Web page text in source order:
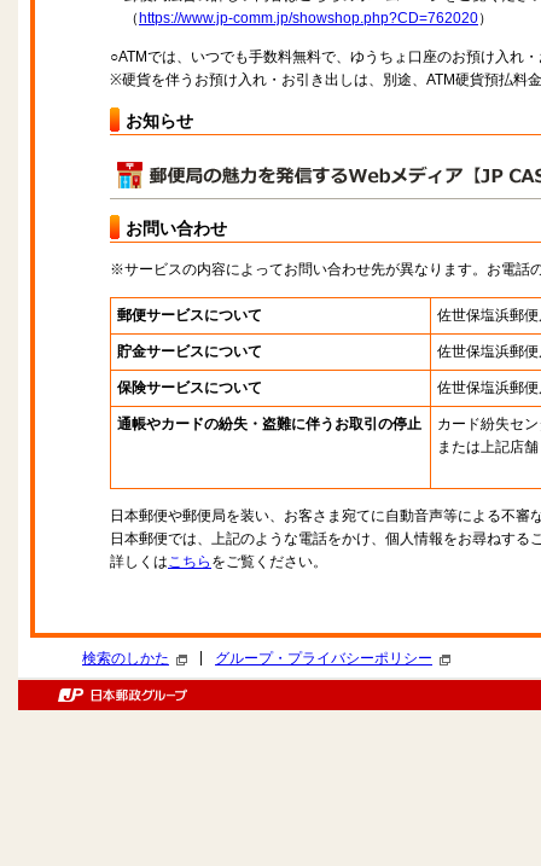
（ https://www.jp-comm.jp/showshop.php?CD=762020）
○ATMでは、いつでも手数料無料で、ゆうちょ口座のお預け入れ
※硬貨を伴うお預け入れ・お引き出しは、別途、ATM硬貨預払料
お知らせ
お問い合わせ
※サービスの内容によってお問い合わせ先が異なります。お電話
郵便サービスについて 佐世保塩浜郵
貯金サービスについて 佐世保塩浜郵
保険サービスについて 佐世保塩浜郵
通帳やカードの紛失・盗難に伴うお取引の停止
カード紛失セ
または上記店舗
日本郵便や郵便局を装い、お客さま宛てに自動音声等による不審
日本郵便では、上記のような電話をかけ、個人情報をお尋ねする
詳しくはこちら をご覧ください。
検索のしかた グループ・プライバシーポリシー